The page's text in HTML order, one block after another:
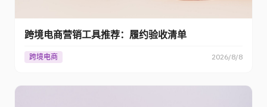
跨境电商营销工具推荐：履约验收清单
跨境电商 2026/8/8